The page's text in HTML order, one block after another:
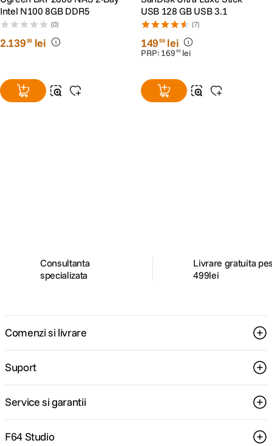
Intel N100 8GB DDR5
(0)
2.13999 lei
USB 128 GB USB 3.1
(7)
14999 lei
PRP: 169 90 lei
Consultanta
specializata
Livrare gratuita
499lei
Comenzi si livrare
Suport
Service si garantii
F64 Studio